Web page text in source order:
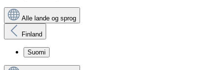
Alle lande og sprog
Finland
Suomi